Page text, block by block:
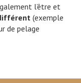
l’être et
(exemple
de pelage